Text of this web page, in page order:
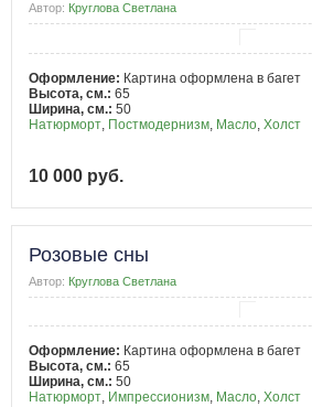
Автор: Круглова Светлана
Оформление: Картина оформлена в багет
Высота, см.: 65
Ширина, см.: 50
Натюрморт Постмодернизм Масло Холст
10 000 руб.
Розовые сны
Автор: Круглова Светлана
Оформление: Картина оформлена в багет
Высота, см.: 65
Ширина, см.: 50
Натюрморт, Импрессионизм, Масло, Холст